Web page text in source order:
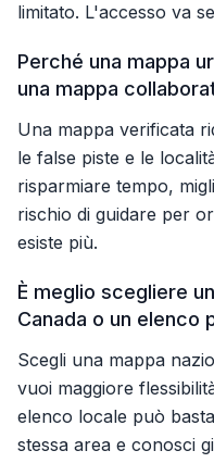
limitato. L'accesso va
Perché una mappa
una mappa
Una mappa verificata
le false piste e le
risparmiare tempo,
rischio di guidare per
esiste più.
È meglio scegliere
Canada o un elenco
Scegli una mappa
vuoi maggiore
elenco locale può
stessa area e conosci